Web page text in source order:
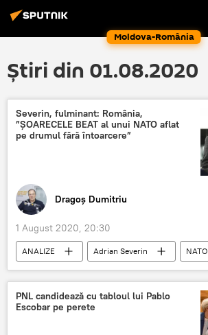
Moldova-România
Știri din 01.08.2020
Severin, fulminant: România,
”ȘOARECELE BEAT al unui NATO aflat
pe drumul fără întoarcere”
Dragoș Dumitriu
1 August 2020, 20:30
ANALIZE Adrian Severin
NATO
România
PNL candidează cu tabloul lui Pablo
Escobar pe perete